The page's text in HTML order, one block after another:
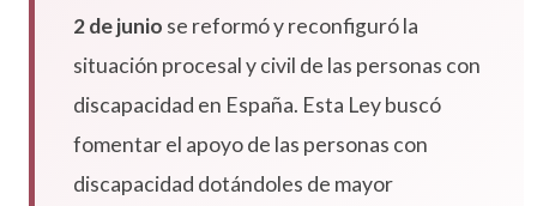
2 de junio se reformó y reconfiguró la
situación procesal y civil de las personas con
discapacidad en España. Esta Ley buscó
fomentar el apoyo de las personas con
discapacidad dotándoles de mayor